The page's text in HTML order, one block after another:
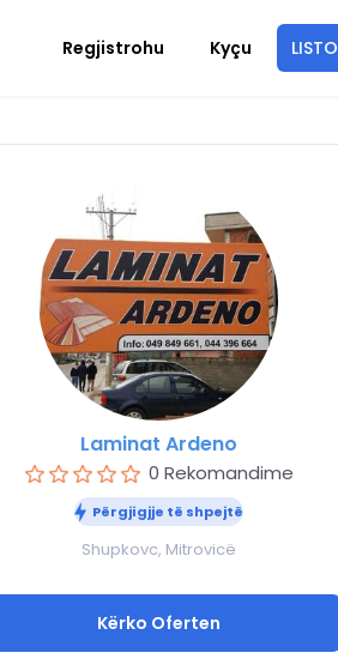
Regjistrohu Kyçu LISTO
Laminat Ardeno
0 Rekomandime
Përgjigjje të shpejtë
Shupkovc, Mitrovicë
Kërko Oferten